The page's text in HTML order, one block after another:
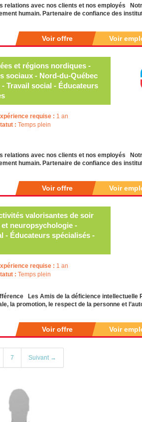
relations avec nos clients et nos employés
humain. Partenaire de confiance des
Voir offre Voir
et régions nordiques -
sociaux - Nord-du-Québec
Travail social - Éducateurs
requise : 1 an
: Temps plein
relations avec nos clients et nos employés
humain. Partenaire de confiance des
Voir offre Voir
valorisantes de soir
neuropsychologie -
- Éducateurs spécialisés -
requise : 1 an
: Temps plein
Les Amis de la déficience intellectuelle
la promotion, le respect de la personne et
Voir offre Voir
7 Suivant →